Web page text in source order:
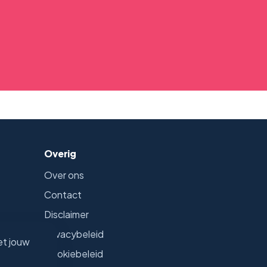
Overig
Over ons
Contact
Disclaimer
Privacybeleid
Cookiebeleid
jouw